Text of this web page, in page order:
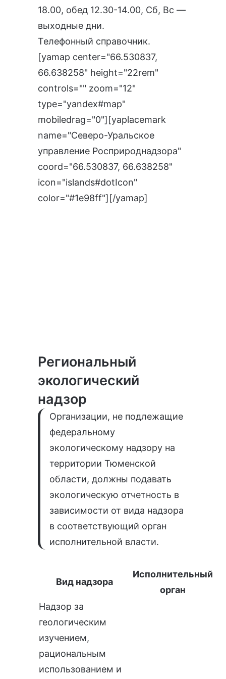
18.00, обед 12.30-14.00, Сб, Вс —
выходные дни.
Телефонный справочник.
[yamap center="66.530837,
66.638258" height="22rem"
controls="" zoom="12"
type="yandex#map"
mobiledrag="0"][yaplacemark
name="Северо-Уральское
управление Росприроднадзора"
coord="66.530837, 66.638258"
icon="islands#dotIcon"
color="#1e98ff"][/yamap]
Региональный
экологический
надзор
Организации, не подлежащие
федеральному
экологическому надзору на
территории Тюменской
области, должны подавать
экологическую отчетность в
зависимости от вида надзора
в соответствующий орган
исполнительной власти.
Вид надзора
Исполнительный
орган
Надзор за
геологическим
изучением,
рациональным
использованием и